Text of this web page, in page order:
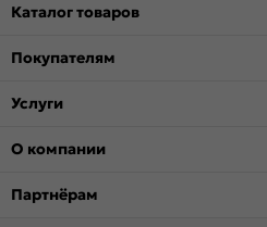
Каталог товаров
Покупателям
Услуги
О компании
Партнёрам